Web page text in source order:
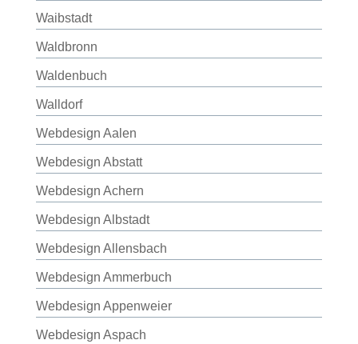
Waibstadt
Waldbronn
Waldenbuch
Walldorf
Webdesign Aalen
Webdesign Abstatt
Webdesign Achern
Webdesign Albstadt
Webdesign Allensbach
Webdesign Ammerbuch
Webdesign Appenweier
Webdesign Aspach